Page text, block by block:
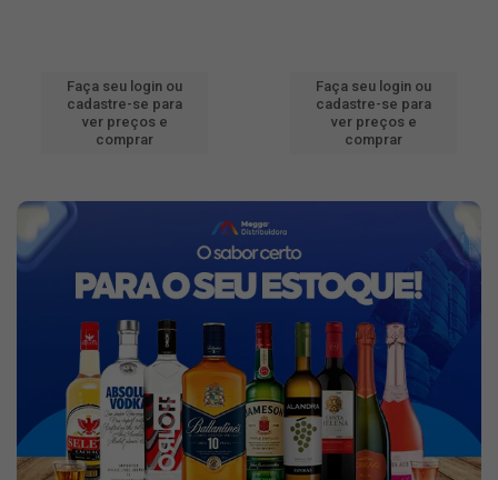
Faça seu login ou
cadastre-se para
ver preços e
comprar
Faça seu login ou
cadastre-se para
ver preços e
comprar